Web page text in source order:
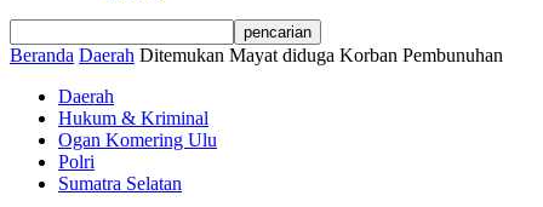
Beranda Daerah Ditemukan Mayat diduga Korban Pembunuhan
Daerah
Hukum & Kriminal
Ogan Komering Ulu
Polri
Sumatra Selatan